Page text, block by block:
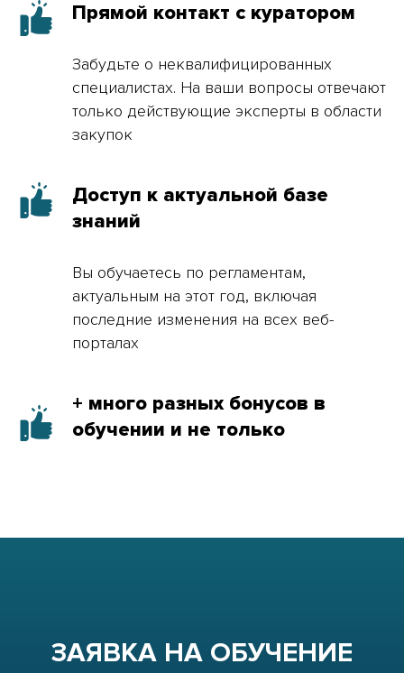
Прямой контакт с куратором
Забудьте о неквалифицированных
специалистах. На ваши вопросы отвечают
только действующие эксперты в области
закупок
Доступ к актуальной базе
знаний
Вы обучаетесь по регламентам,
актуальным на этот год, включая
последние изменения на всех веб-
порталах
+ много разных бонусов в
обучении и не только
ЗАЯВКА НА ОБУЧЕНИЕ